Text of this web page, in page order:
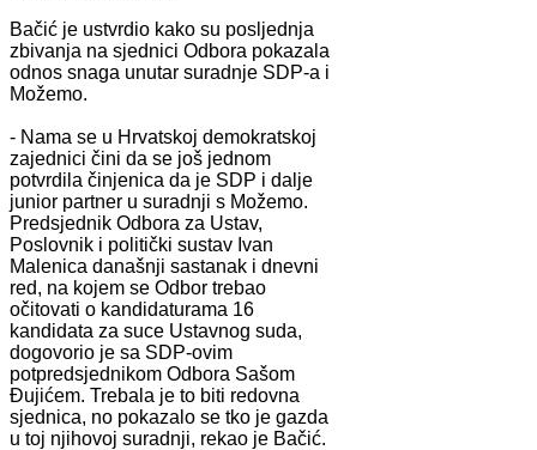
Bačić je ustvrdio kako su posljednja
zbivanja na sjednici Odbora pokazala
odnos snaga unutar suradnje SDP-a i
Možemo.
- Nama se u Hrvatskoj demokratskoj
zajednici čini da se još jednom
potvrdila činjenica da je SDP i dalje
junior partner u suradnji s Možemo.
Predsjednik Odbora za Ustav,
Poslovnik i politički sustav Ivan
Malenica današnji sastanak i dnevni
red, na kojem se Odbor trebao
očitovati o kandidaturama 16
kandidata za suce Ustavnog suda,
dogovorio je sa SDP-ovim
potpredsjednikom Odbora Sašom
Đujićem. Trebala je to biti redovna
sjednica, no pokazalo se tko je gazda
u toj njihovoj suradnji, rekao je Bačić.